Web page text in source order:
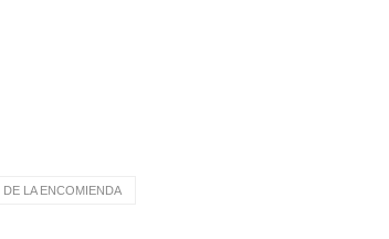
LA ENCOMIENDA